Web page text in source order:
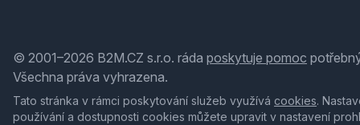
© 2001–2026 B2M.CZ s.r.o. ráda poskytuje pomoc
Všechna práva vyhrazena.
Tato stránka v rámci poskytování služeb využívá cookies.
používání a dostupnosti cookies můžete upravit v nastavení